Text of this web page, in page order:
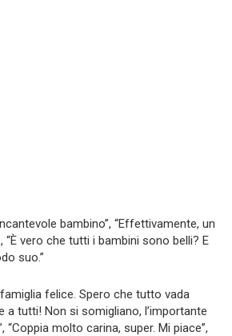
bambino”, “Effettivamente, un
“È vero che tutti i bambini sono belli? E
suo.”
felice. Spero che tutto vada
a tutti! Non si somigliano, l’importante
“Coppia molto carina, super. Mi piace”,